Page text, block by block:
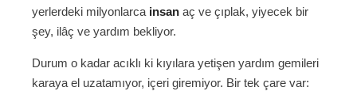
yerlerdeki milyonlarca insan aç ve çıplak, yiyecek bir
şey, ilâç ve yardım bekliyor.
Durum o kadar acıklı ki kıyılara yetişen yardım gemileri
karaya el uzatamıyor, içeri giremiyor. Bir tek çare var: